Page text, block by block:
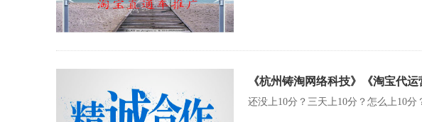
《杭州铸淘网络科技》《淘宝代
还没上10分？三天上10分？怎么上10分